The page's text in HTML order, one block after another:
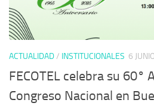
ACTUALIDAD/ INSTITUCIONALES 6
FECOTEL celebra su 60°
Congreso Nacional en